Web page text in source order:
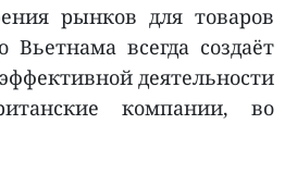
рынков для товаров
Вьетнама всегда создаёт
деятельности
компании, во